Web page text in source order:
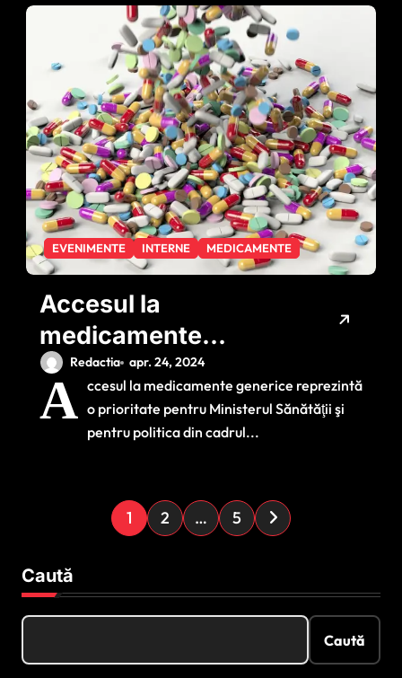
EVENIMENTE INTERNE MEDICAMENTE
Accesul la
medicamente
generice, o prioritate
pentru Ministerul
Sănătăţii
Redactia apr. 24, 2024
A ccesul la medicamente generice reprezintă
o prioritate pentru Ministerul Sănătăţii şi
pentru politica din cadrul...
P
a
i
a
1 2 … 5
Caută
Caută